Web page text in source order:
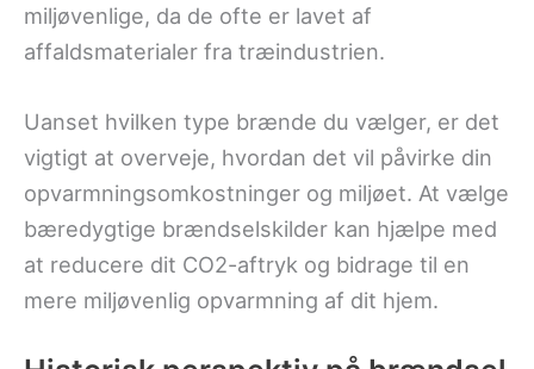
miljøvenlige, da de ofte er lavet af
affaldsmaterialer fra træindustrien.
Uanset hvilken type brænde du vælger, er det
vigtigt at overveje, hvordan det vil påvirke din
opvarmningsomkostninger og miljøet. At vælge
bæredygtige brændselskilder kan hjælpe med
at reducere dit CO2-aftryk og bidrage til en
mere miljøvenlig opvarmning af dit hjem.